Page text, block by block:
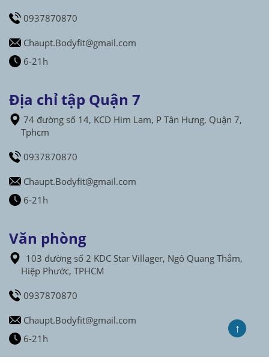
0937870870
Chaupt.Bodyfit@gmail.com
6-21h
Địa chỉ tập Quận 7
74 đường số 14, KCD Him Lam, P Tân Hưng, Quận 7,
Tphcm
0937870870
Chaupt.Bodyfit@gmail.com
6-21h
Văn phòng
103 đường số 2 KDC Star Villager, Ngô Quang Thắm,
Hiệp Phước, TPHCM
0937870870
Chaupt.Bodyfit@gmail.com
6-21h
↑